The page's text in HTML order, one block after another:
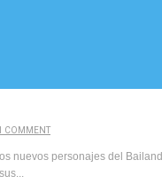
COMMENT
nuevos personajes del